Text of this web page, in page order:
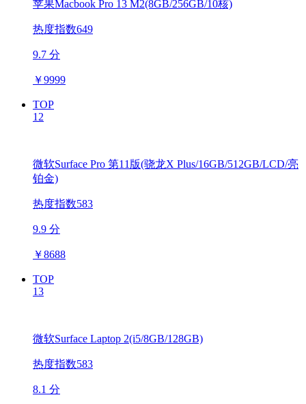
苹果Macbook Pro 13 M2(8GB/256GB/10核)
热度指数649
9.7 分
￥9999
TOP
12
微软Surface Pro 第11版(骁龙X Plus/16GB/512GB/LCD/亮
铂金)
热度指数583
9.9 分
￥8688
TOP
13
微软Surface Laptop 2(i5/8GB/128GB)
热度指数583
8.1 分